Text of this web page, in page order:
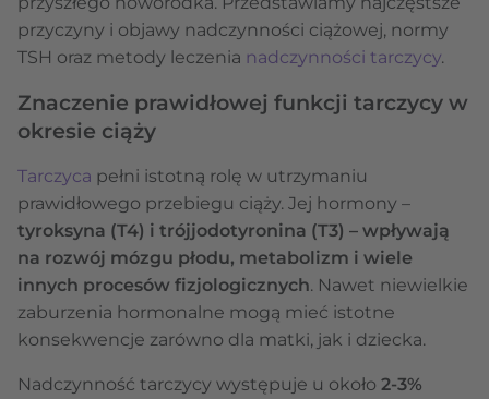
przyczyny i objawy nadczynności ciążowej, normy
TSH oraz metody leczenia nadczynności tarczycy.
Znaczenie prawidłowej funkcji tarczycy w
okresie ciąży
Tarczyca pełni istotną rolę w utrzymaniu
prawidłowego przebiegu ciąży. Jej hormony –
tyroksyna (T4) i trójjodotyronina (T3) – wpływają
na rozwój mózgu płodu, metabolizm i wiele
innych procesów fizjologicznych. Nawet niewielkie
zaburzenia hormonalne mogą mieć istotne
konsekwencje zarówno dla matki, jak i dziecka.
Nadczynność tarczycy występuje u około 2-3%